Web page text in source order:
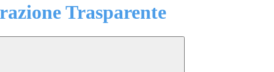
Trasparente